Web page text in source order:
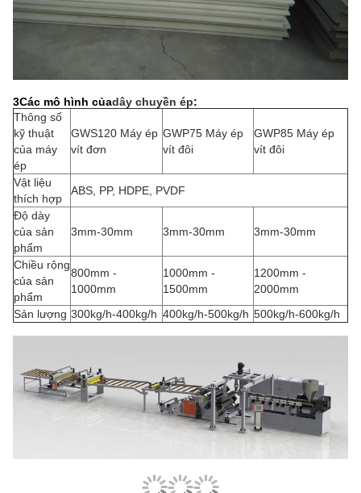
3Các mô hình củadây chuyền ép:
Thông số
kỹ thuật
của máy
ép
GWS120 Máy ép
vít đơn
GWP75 Máy ép
vít đôi
GWP85 Máy ép
vít đôi
Vật liệu
thích hợp
ABS, PP, HDPE, PVDF
Độ dày
của sản
phẩm
3mm-30mm 3mm-30mm 3mm-30mm
Chiều rộng
của sản
phẩm
800mm -
1000mm
1000mm -
1500mm
1200mm -
2000mm
Sản lượng 300kg/h-400kg/h 400kg/h-500kg/h 500kg/h-600kg/h